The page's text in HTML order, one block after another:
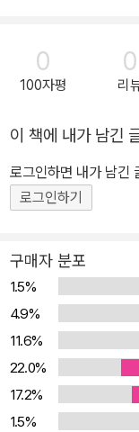
영상 강의와 함께라
스럽게 5초 안에 답이 보이는 어
반영! 2025학년도 수능 문
실력 향상이 가능합니다! 아래 소감은 JK선생님의 영어 어법 수
실제로 수강했던 학생들의 반응입니
을 들으니 지금까지 왜
번 찍기만 했던 어법
문법을 10분도 채 되지 않아 깨우쳤
간과 비용이 들어가면
반쪽짜리 영어 지식으
비, 돈 낭비를 그만하
문제에 바로 적용 가
과 동영상 강의를 통
추월차선에 여러분도
0
100자평
0
리
이 책에 내가 남긴
로그인하면 내가 남긴
로그인하기
구매자 분포
1.5%
4.9%
11.6%
22.0%
17.2%
1.5%